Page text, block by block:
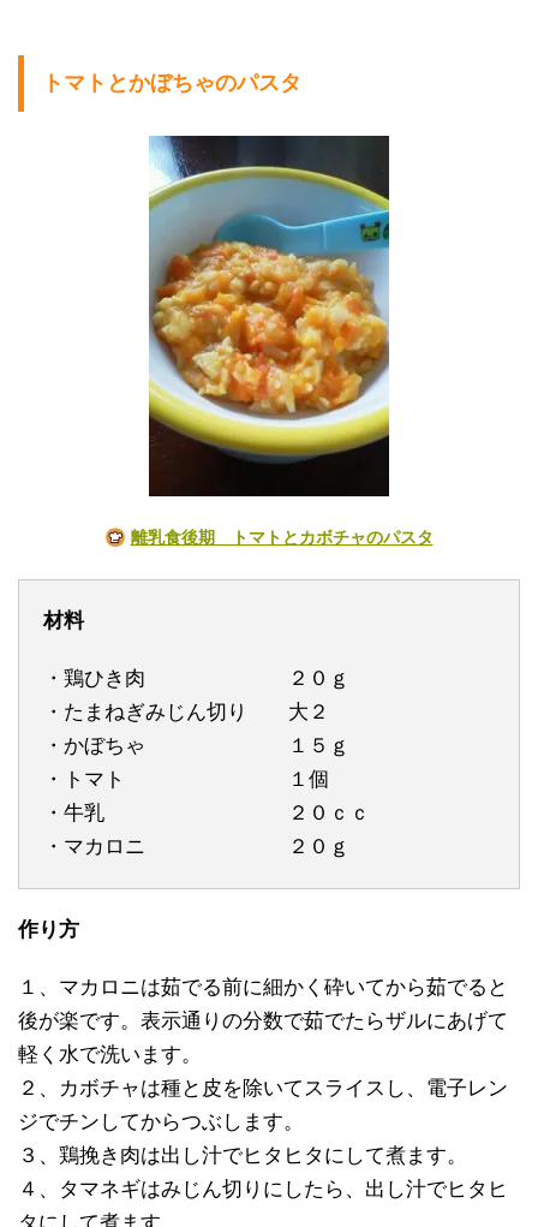
トマトとかぼちゃのパスタ
離乳食後期 トマトとカボチャのパスタ
材料
・鶏ひき肉 ２０ｇ
・たまねぎみじん切り 大２
・かぼちゃ １５ｇ
・トマト １個
・牛乳 ２０ｃｃ
・マカロニ ２０ｇ
作り方
１、マカロニは茹でる前に細かく砕いてから茹でると
後が楽です。表示通りの分数で茹でたらザルにあげて
軽く水で洗います。
２、カボチャは種と皮を除いてスライスし、電子レン
ジでチンしてからつぶします。
３、鶏挽き肉は出し汁でヒタヒタにして煮ます。
４、タマネギはみじん切りにしたら、出し汁でヒタヒ
タにして煮ます。